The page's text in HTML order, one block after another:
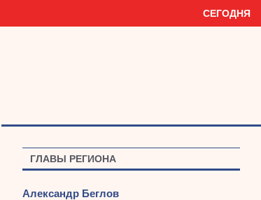
СЕГОДНЯ
ГЛАВЫ РЕГИОНА
Александр Беглов